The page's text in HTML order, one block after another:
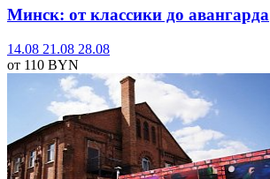
Минск: от классики до авангарда
14.08 21.08 28.08
от 110 BYN